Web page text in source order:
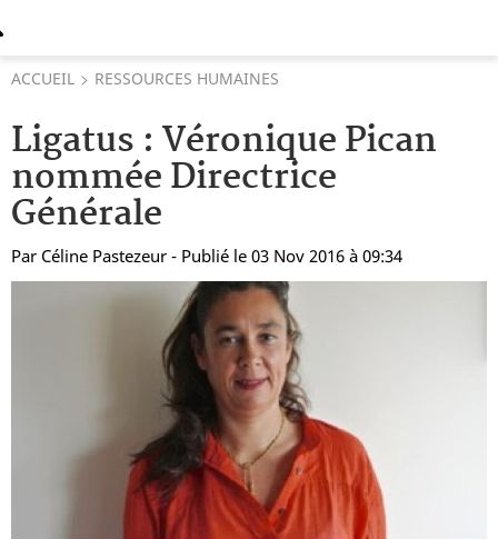
ACCUEIL RESSOURCES HUMAINES
Ligatus : Véronique Pican
nommée Directrice
Générale
Par Céline Pastezeur - Publié le 03 Nov 2016 à 09:34